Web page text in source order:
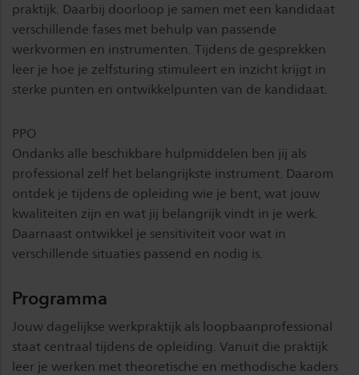
praktijk. Daarbij doorloop je samen met een kandidaat
verschillende fases met behulp van passende
werkvormen en instrumenten. Tijdens de gesprekken
leer je hoe je zelfsturing stimuleert en inzicht krijgt in
sterke punten en ontwikkelpunten van de kandidaat.
PPO
Ondanks alle beschikbare hulpmiddelen ben jij als
professional zelf het belangrijkste instrument. Daarom
ontdek je tijdens de opleiding wie je bent, wat jouw
kwaliteiten zijn en wat jij belangrijk vindt in je werk.
Daarnaast ontwikkel je sensitiviteit voor wat in
verschillende situaties passend en nodig is.
Programma
Jouw dagelijkse werkpraktijk als loopbaanprofessional
staat centraal tijdens de opleiding. Vanuit die praktijk
leer je werken met theoretische en methodische kaders